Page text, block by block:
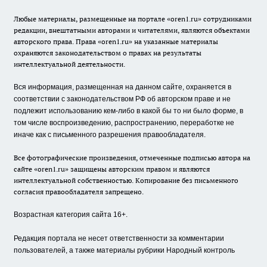
Любые материалы, размещенные на портале «oren1.ru» сотрудниками
редакции, внештатными авторами и читателями, являются объектами
авторского права. Права «oren1.ru» на указанные материалы
охраняются законодательством о правах на результаты
интеллектуальной деятельности.
Вся информация, размещенная на данном сайте, охраняется в
соответствии с законодательством РФ об авторском праве и не
подлежит использованию кем-либо в какой бы то ни было форме, в
том числе воспроизведению, распространению, переработке не
иначе как с письменного разрешения правообладателя.
Все фотографические произведения, отмеченные подписью автора на
сайте «oren1.ru» защищены авторским правом и являются
интеллектуальной собственностью. Копирование без письменного
согласия правообладателя запрещено.
Возрастная категория сайта 16+.
Редакция портала не несет ответственности за комментарии
пользователей, а также материалы рубрики Народный контроль